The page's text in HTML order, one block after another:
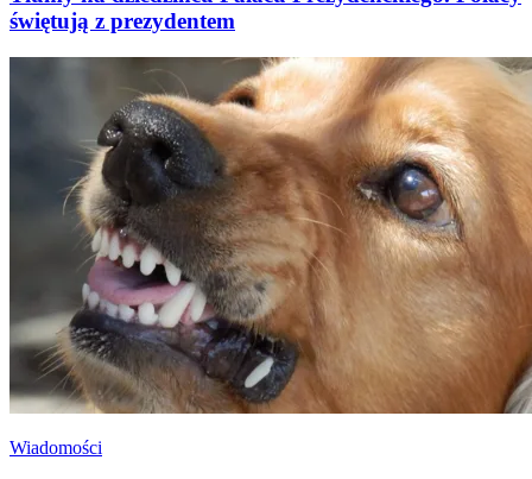
świętują z prezydentem
Wiadomości